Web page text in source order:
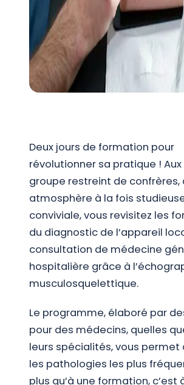
Deux jours de formation pour
révolutionner sa pratique ! Aux
groupe restreint de confrères,
atmosphère à la fois
conviviale, vous revisitez les
du diagnostic de l’appareil
consultation de médecine
hospitalière grâce à
musculosquelettique.
Le programme, élaboré par
pour des médecins, quelles
leurs spécialités, vous permet
les pathologies les plus
plus qu’à une formation, c’est